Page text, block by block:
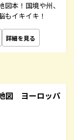
本！国境や州、
もイキイキ！
詳細を見る
図 ヨーロッパ